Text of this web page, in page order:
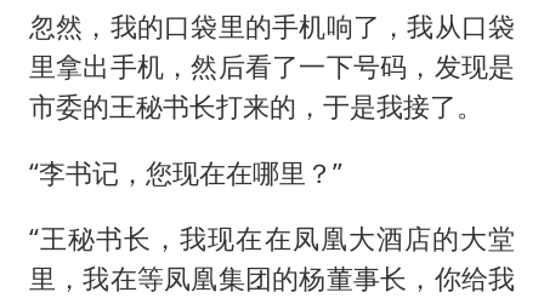
忽然，我的口袋里的手机响了，我从口袋
里拿出手机，然后看了一下号码，发现是
市委的王秘书长打来的，于是我接了。
“李书记，您现在在哪里？”
“王秘书长，我现在在凤凰大酒店的大堂
里，我在等凤凰集团的杨董事长，你给我